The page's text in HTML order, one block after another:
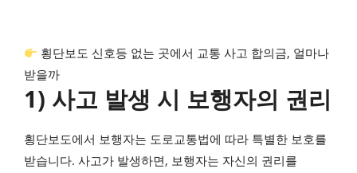
횡단보도 신호등 없는 곳에서 교통 사고 합의금, 얼마나
받을까
1) 사고 발생 시 보행자의 권리
횡단보도에서 보행자는 도로교통법에 따라 특별한 보호를
받습니다. 사고가 발생하면, 보행자는 자신의 권리를